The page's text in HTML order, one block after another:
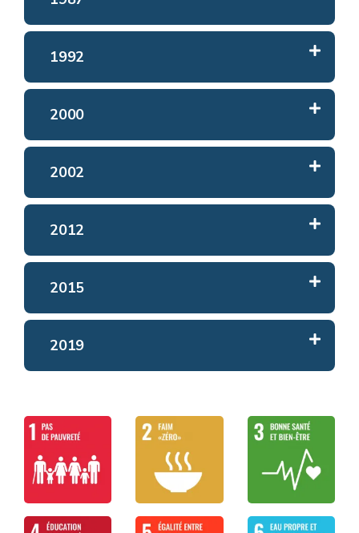
1992
Le programme Action 21
2000
2002
2012
2015
Transformer notre monde : le
Programme de développement durable à
l’horizon 2030
2019
développement durable (HLPF, en anglais). Pour la
toute première fois, des décideurs politiques du
monde entier s’y sont rencontrés pour évaluer
l’Agenda 2030 des 17 objectifs de développement
durable (ODD).